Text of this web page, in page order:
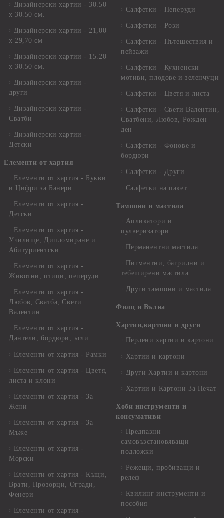
Дизайнерски хартии - 30.50
х 30.50 см.
Дизайнерски хартии - 21,00
х 29,70 см
Дизайнерски хартии - 15.20
x 30.50 см.
Дизайнерски хартии -
други
Дизайнерски хартии -
Сватби
Дизайнерски хартии -
Детски
Елементи от хартия
Елементи от хартия - Букви
и Цифри за Банери
Елементи от хартия -
Детски
Елементи от хартия -
Училище, Дипломиране и
Абитуриентски
Елементи от хартия -
Животни, птици, пеперуди
Елементи от хартия -
Любов, Сватба, Свети
Валентин
Елементи от хартия -
Дантели, бордюри, ъгли
Елементи от хартия - Рамки
Елементи от хартия - Цветя,
листа и клони
Елементи от хартия - За
Жени
Елементи от хартия - За
Мъже
Елементи от хартия -
Морски
Елементи от хартия - Къщи,
Врати, Прозорци, Огради,
Фенери
Елементи от хартия -
Салфетки - Пеперуди
Салфетки - Рози
Салфетки - Пътешествия и
пейзажи
Салфетки - Кухненски
мотиви, плодове и зеленчуци
Салфетки - Цветя и листа
Салфетки - Свети Валентин,
Сватбени, Любов, Рожден
ден
Салфетки - Фонове и
бордюри
Салфетки - Други
Салфетки на пакет
Тампони и мастила
Апликатори и
пулверизатори
Перманентни мастила
Пигментни, багрилни и
тебеширени мастила
Други тампони и мастила
Филц и Вълна
Хартии,картони и други
Перлени хартии и картони
Хартии и картони
Други Хартии и картони
Хартии и Картони За Печат
Хоби инструменти и
консумативи
Предпазни
самовъзстановяващи
подложки
Режещи, пробиващи и
релеф
Квилинг инструменти и
пособия